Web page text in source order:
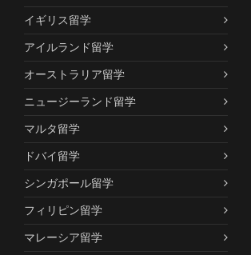
イギリス留学
アイルランド留学
オーストラリア留学
ニュージーランド留学
マルタ留学
ドバイ留学
シンガポール留学
フィリピン留学
マレーシア留学